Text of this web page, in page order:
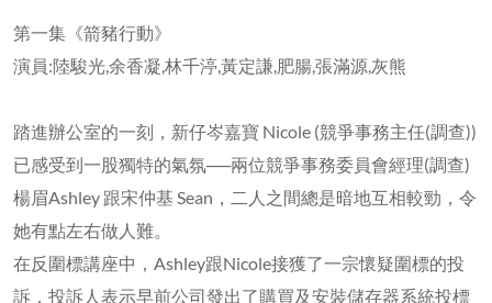
第一集《箭豬行動》
演員:陸駿光,余香凝,林千渟,黃定謙,肥腸,張滿源,灰熊
踏進辦公室的一刻，新仔岑嘉寶 Nicole (競爭事務主任(調查))
已感受到一股獨特的氣氛──兩位競爭事務委員會經理(調查)
楊眉Ashley 跟宋仲基 Sean，二人之間總是暗地互相較勁，令
她有點左右做人難。
在反圍標講座中，Ashley跟Nicole接獲了一宗懷疑圍標的投
訴，投訴人表示早前公司發出了購買及安裝儲存器系統投標